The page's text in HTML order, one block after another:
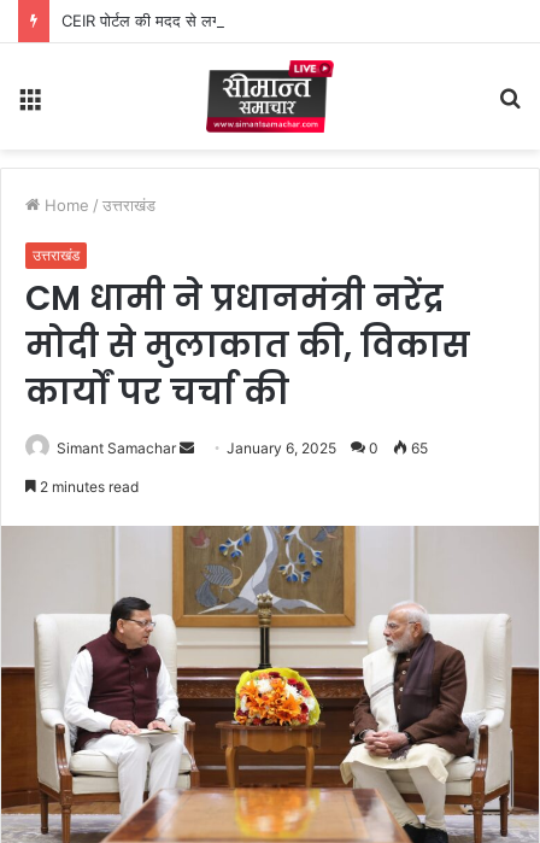
CEIR पोर्टल की मदद से लगभग ₹5 लाख मूल्य के 20 मोबाइल फोन बरामद
Home / उत्तराखंड
उत्तराखंड
CM धामी ने प्रधानमंत्री नरेंद्र
मोदी से मुलाकात की, विकास
कार्यों पर चर्चा की
Simant Samachar
d
n
e
m
a
January 6, 2025 0 65
2 minutes read